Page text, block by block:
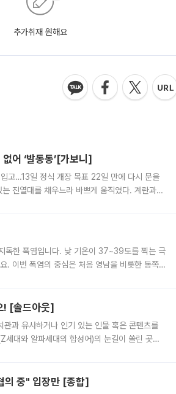
추가취재 원해요
어 ‘발동동’[가보니]
고…13일 정식 개장 목표 22일 만에 다시 문을
진열대를 채우느라 바쁘게 움직였다. 계란과
독한 폭염입니다. 낮 기온이 37~39도를 찍는 극
. 이번 폭염의 중심은 처음 영남을 비롯한 동쪽
! [솔드아웃]
과 유사하거나 인기 있는 인물 혹은 콘텐츠를
대와 알파세대의 합성어)의 눈길이 쏠린 곳은
의 중" 입장만 [종합]